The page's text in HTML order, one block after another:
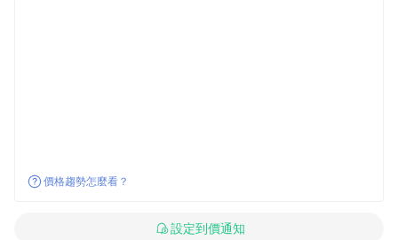
價格趨勢怎麼看？
設定到價通知